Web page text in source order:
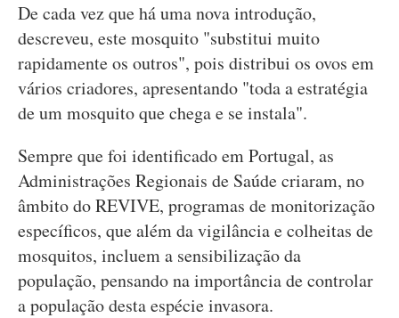
De cada vez que há uma nova introdução,
descreveu, este mosquito "substitui muito
rapidamente os outros", pois distribui os ovos em
vários criadores, apresentando "toda a estratégia
de um mosquito que chega e se instala".
Sempre que foi identificado em Portugal, as
Administrações Regionais de Saúde criaram, no
âmbito do REVIVE, programas de monitorização
específicos, que além da vigilância e colheitas de
mosquitos, incluem a sensibilização da
população, pensando na importância de controlar
a população desta espécie invasora.